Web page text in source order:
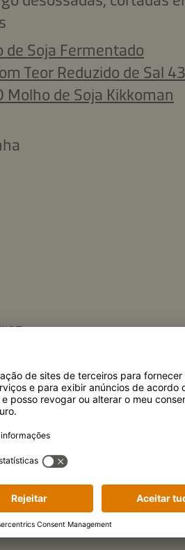
de Soja Fermentado
Teor Reduzido de Sal
Molho de Soja Kikkoman
Sesame Oil
cortado em fatias finas
para Arroz de Sushi
cortado